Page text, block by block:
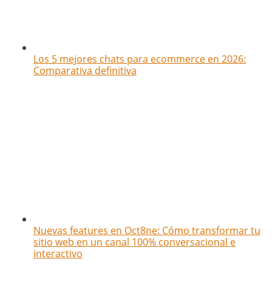
Los 5 mejores chats para ecommerce en 2026:
Comparativa definitiva
Nuevas features en Oct8ne: Cómo transformar tu
sitio web en un canal 100% conversacional e
interactivo